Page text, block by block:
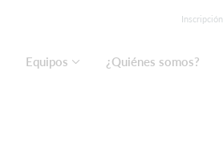
Inscripción
Equipos ¿Quiénes somos?